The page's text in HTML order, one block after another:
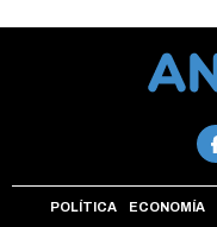
POLÍTICA ECONOMÍA